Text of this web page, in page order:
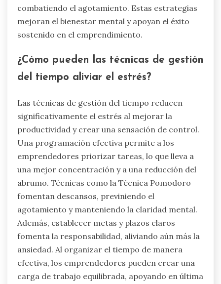
combatiendo el agotamiento. Estas estrategias
mejoran el bienestar mental y apoyan el éxito
sostenido en el emprendimiento.
¿Cómo pueden las técnicas de gestión
del tiempo aliviar el estrés?
Las técnicas de gestión del tiempo reducen
significativamente el estrés al mejorar la
productividad y crear una sensación de control.
Una programación efectiva permite a los
emprendedores priorizar tareas, lo que lleva a
una mejor concentración y a una reducción del
abrumo. Técnicas como la Técnica Pomodoro
fomentan descansos, previniendo el
agotamiento y manteniendo la claridad mental.
Además, establecer metas y plazos claros
fomenta la responsabilidad, aliviando aún más la
ansiedad. Al organizar el tiempo de manera
efectiva, los emprendedores pueden crear una
carga de trabajo equilibrada, apoyando en última